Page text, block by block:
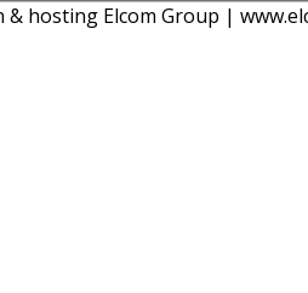
& hosting Elcom Group |